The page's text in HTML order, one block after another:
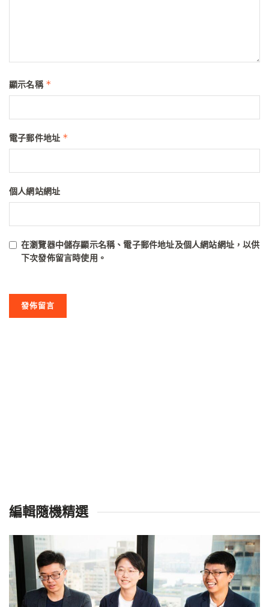
顯示名稱 *
電子郵件地址 *
個人網站網址
在瀏覽器中儲存顯示名稱、電子郵件地址及個人網站網址，以供
下次發佈留言時使用。
編輯隨機精選